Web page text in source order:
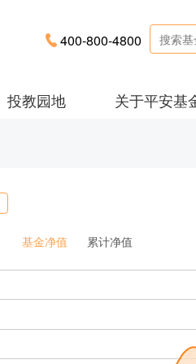
400-800-4800
投教园地 关于平安基
基金净值 累计净值